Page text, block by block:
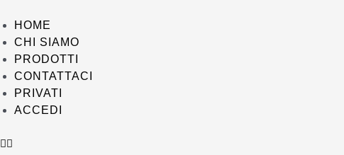
al
contenuto
HOME
CHI SIAMO
PRODOTTI
CONTATTACI
PRIVATI
ACCEDI